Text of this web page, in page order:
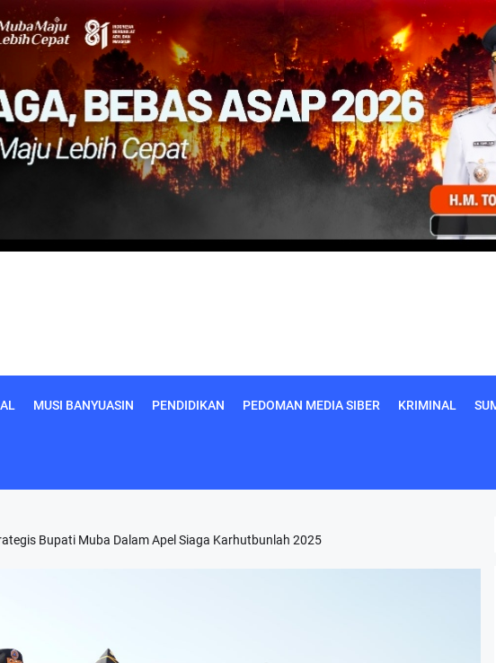
MUSI BANYUASIN PENDIDIKAN PEDOMAN MEDIA SIBER KRIMINAL
Bupati Muba Dalam Apel Siaga Karhutbunlah 2025